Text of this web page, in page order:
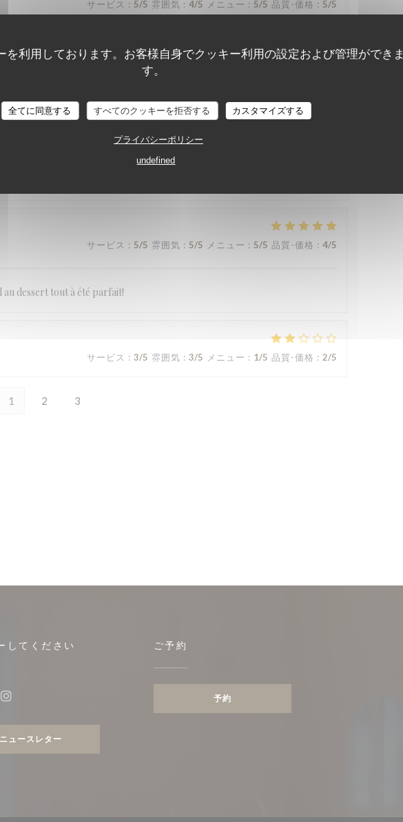
を利用しております。お客様自身でクッキー利用の設定および管理ができま
す。
全てに同意する すべてのクッキーを拒否する カスタマイズする
プライバシーポリシー
undefined
サービス : 5/5 雰囲気 : 4/5 メニュー : 5/5 品質-価格 : 5/5
plus du monde!
サービス: 5 /5 雰囲気: 5 /5 メニュー: 5 /5 品質-価格
サービス : 5/5 雰囲気 : 5/5 メニュー : 5/5 品質-価格 : 4/5
dessert tout à été parfait!
サービス : 3/5 雰囲気 : 3/5 メニュー : 1/5 品質-価格 : 2/5
1 2 3
きます))
してください
Instagram ((新しいウィンドウで開きます))
ニュースレター
ご予約
予約